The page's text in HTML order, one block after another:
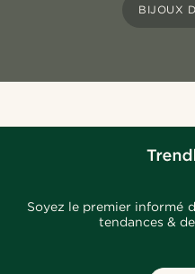
BIJOUX
Soyez le premier informé
tendances &